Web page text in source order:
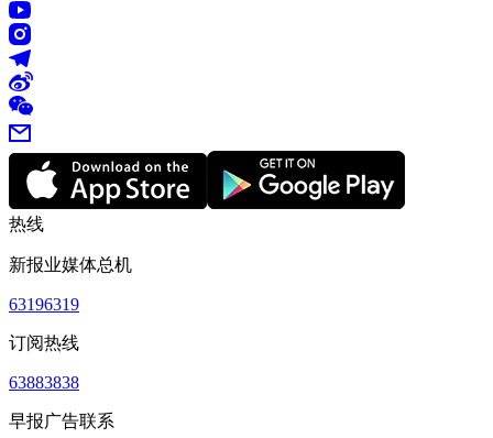
热线
新报业媒体总机
63196319
订阅热线
63883838
早报广告联系